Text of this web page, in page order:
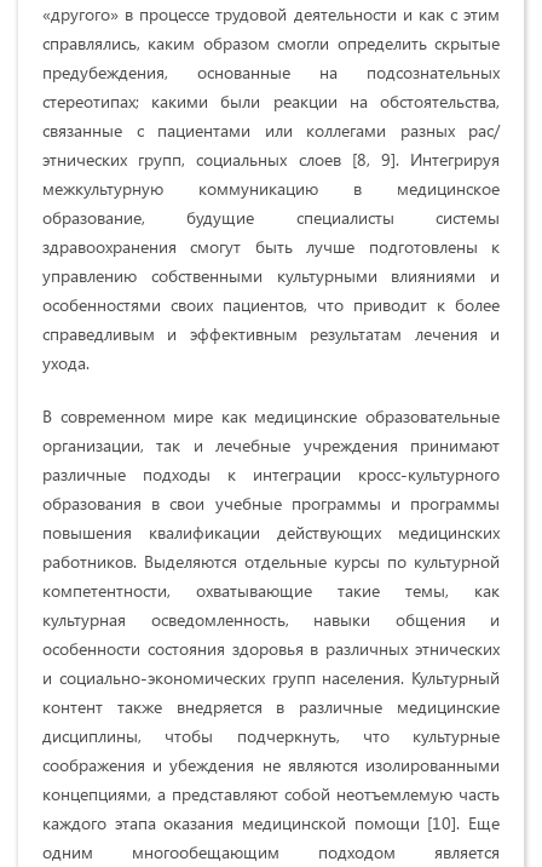
«другого» в процессе трудовой деятельности и как с этим
справлялись, каким образом смогли определить скрытые
предубеждения, основанные на подсознательных
стереотипах; какими были реакции на обстоятельства,
связанные с пациентами или коллегами разных рас/
этнических групп, социальных слоев [8, 9]. Интегрируя
межкультурную коммуникацию в медицинское
образование, будущие специалисты системы
здравоохранения смогут быть лучше подготовлены к
управлению собственными культурными влияниями и
особенностями своих пациентов, что приводит к более
справедливым и эффективным результатам лечения и
ухода.
В современном мире как медицинские образовательные
организации, так и лечебные учреждения принимают
различные подходы к интеграции кросс-культурного
образования в свои учебные программы и программы
повышения квалификации действующих медицинских
работников. Выделяются отдельные курсы по культурной
компетентности, охватывающие такие темы, как
культурная осведомленность, навыки общения и
особенности состояния здоровья в различных этнических
и социально-экономических групп населения. Культурный
контент также внедряется в различные медицинские
дисциплины, чтобы подчеркнуть, что культурные
соображения и убеждения не являются изолированными
концепциями, а представляют собой неотъемлемую часть
каждого этапа оказания медицинской помощи [10]. Еще
одним многообещающим подходом является